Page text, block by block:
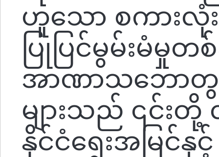
ဟူသော စကားလုံ
ပြုပြင်မွမ်းမံမှု
အာဏာသဘောတွ
များသည် ၎င်း
နိုင်ငံရေးအမြင်နှ